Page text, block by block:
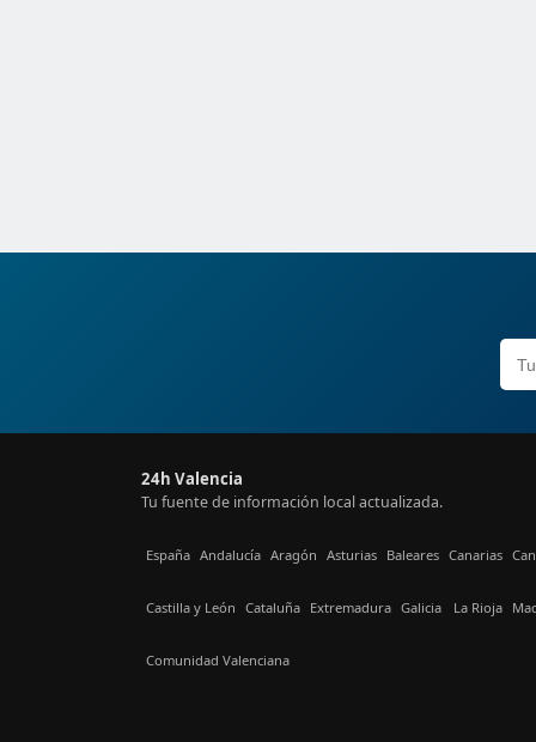
24h Valencia
Tu fuente de información local actualizada.
España Andalucía Aragón Asturias Baleares Canarias
Castilla y León Cataluña Extremadura Galicia La Rioja
Comunidad Valenciana